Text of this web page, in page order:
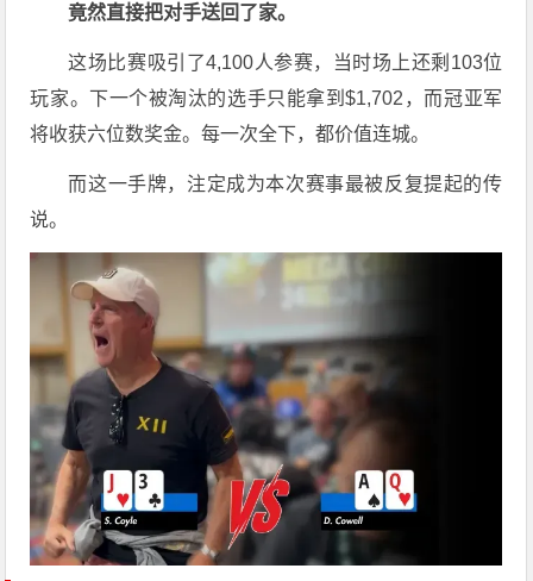
竟然直接把对手送回了家。
这场比赛吸引了4,100人参赛，当时场上还剩103位
玩家。下一个被淘汰的选手只能拿到$1,702，而冠亚军
将收获六位数奖金。每一次全下，都价值连城。
而这一手牌，注定成为本次赛事最被反复提起的传
说。